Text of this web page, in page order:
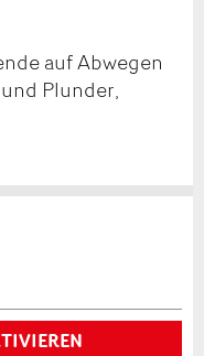
auf Abwegen
Plunder,
Freunde weiter.